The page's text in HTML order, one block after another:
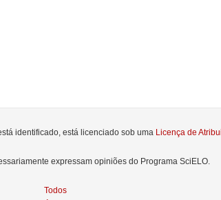
identificado, está licenciado sob uma Licença de
expressam opiniões do Programa SciELO.
Todos